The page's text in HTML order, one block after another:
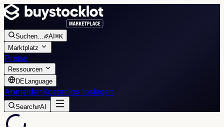
Suchen… AI ⌘K
Marktplatz
Preise
Ressourcen
DELanguage
AnmeldenKostenlos loslegen
Search AI